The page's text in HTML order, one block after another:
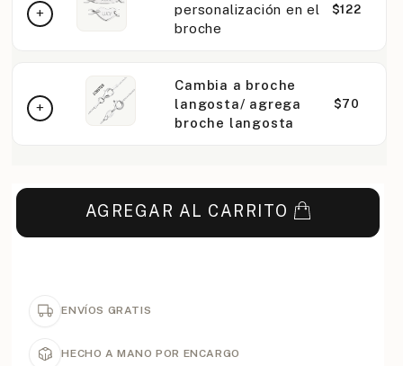
personalización en el
broche
$122
Cambia a broche
langosta/ agrega
broche langosta
$70
AGREGAR AL CARRITO
ENVÍOS GRATIS
HECHO A MANO POR ENCARGO